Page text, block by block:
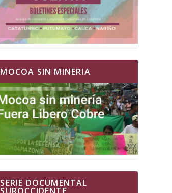
MOCOA SIN MINERIA
SERIE DOCUMENTAL